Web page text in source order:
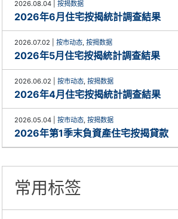
2026.08.04 按揭数据
2026年6月住宅按揭統計調查結果
2026.07.02 按市动态 按揭数据
2026年5月住宅按揭統計調查結果
2026.06.02 按市动态 按揭数据
2026年4月住宅按揭統計調查結果
2026.05.04 按市动态 按揭数据
2026年第1季末負資產住宅按揭貸款
常用标签